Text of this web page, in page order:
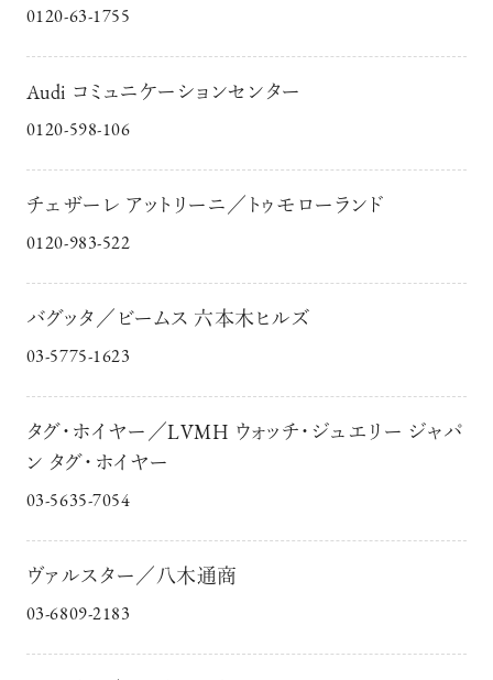
0120-63-1755
Audi コミュニケーションセンター
0120-598-106
チェザーレ アットリーニ／トゥモローランド
0120-983-522
バグッタ／ビームス 六本木ヒルズ
03-5775-1623
タグ・ホイヤー／LVMH ウォッチ・ジュエリー ジャパ
ン タグ・ホイヤー
03-5635-7054
ヴァルスター／八木通商
03-6809-2183